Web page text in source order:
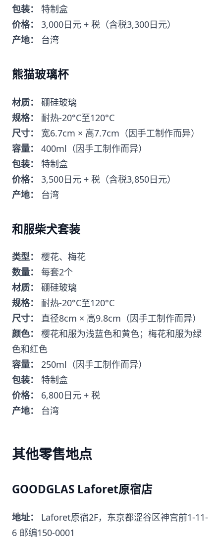
包装：
特制盒
价格：
3,000日元 + 税（含税3,300日元）
产地：
台湾
熊猫玻璃杯
材质：
硼硅玻璃
规格：
耐热-20°C至120°C
尺寸：
宽6.7cm × 高7.7cm（因手工制作而异）
容量：
400ml（因手工制作而异）
包装：
特制盒
价格：
3,500日元 + 税（含税3,850日元）
产地：
台湾
和服柴犬套装
类型：
樱花、梅花
数量：
每套2个
材质：
硼硅玻璃
规格：
耐热-20°C至120°C
尺寸：
直径8cm × 高9.8cm（因手工制作而异）
颜色：
樱花和服为浅蓝色和黄色；梅花和服为绿
色和红色
容量：
250ml（因手工制作而异）
包装：
特制盒
价格：
6,800日元 + 税
产地：
台湾
其他零售地点
GOODGLAS Laforet原宿店
地址：
Laforet原宿2F，东京都涩谷区神宫前1-11-
6 邮编150-0001